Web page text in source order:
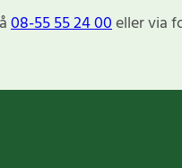
08-55 55 24 00eller via